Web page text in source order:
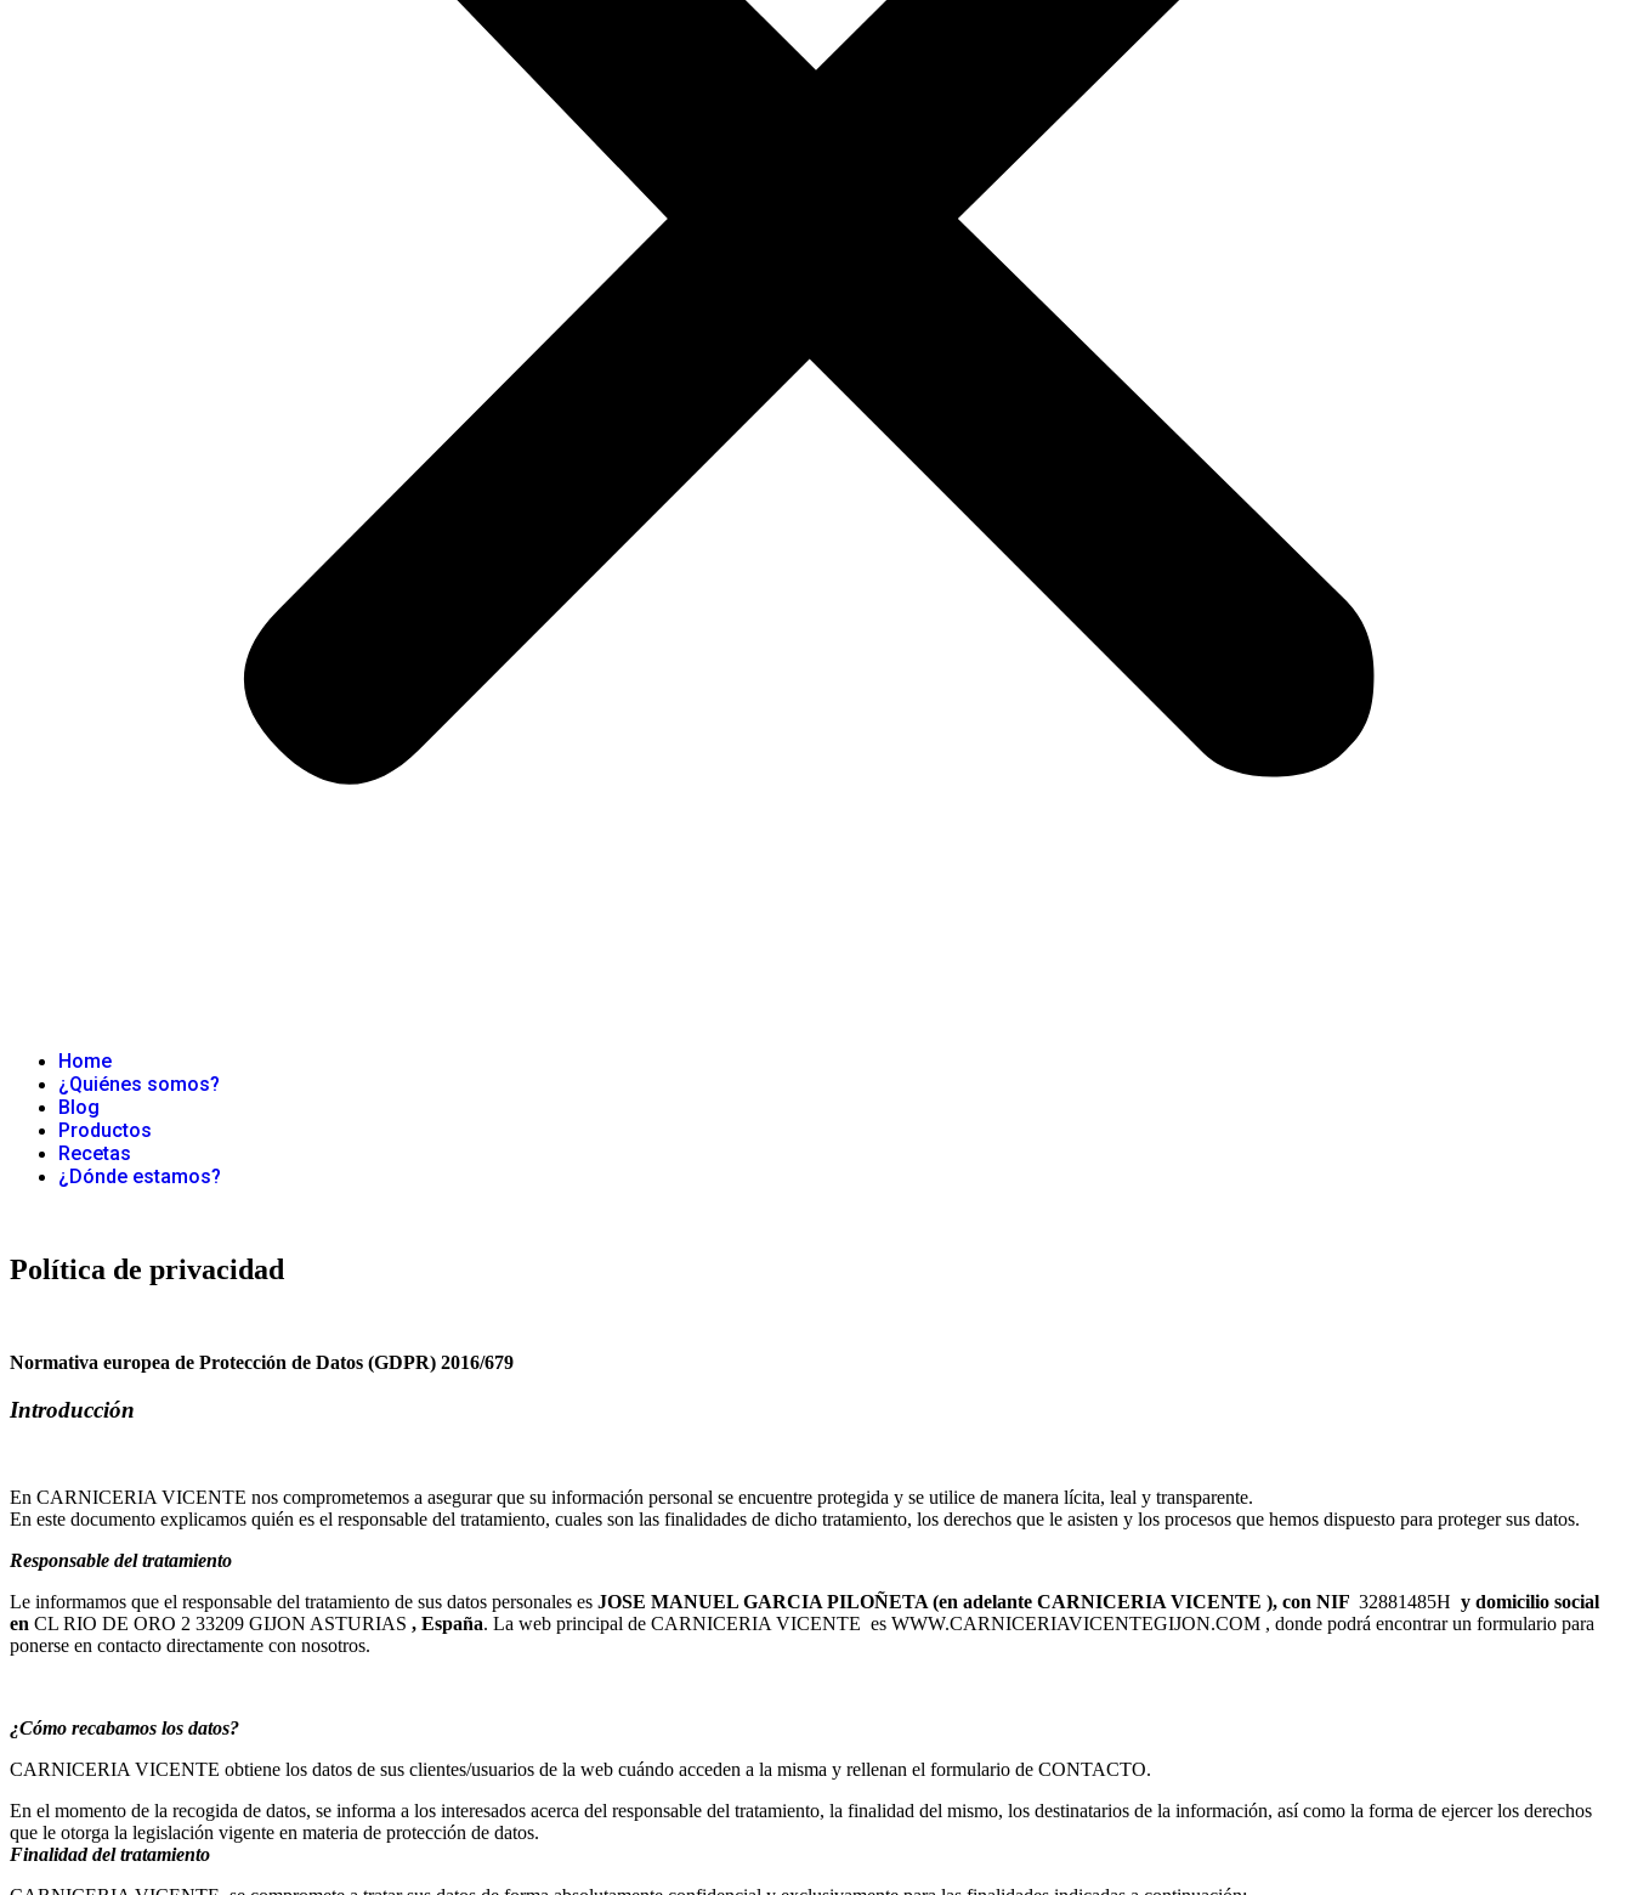
Home
¿Quiénes somos?
Blog
Productos
Recetas
¿Dónde estamos?
Política de privacidad
Normativa europea de Protección de Datos (GDPR) 2016/679
Introducción
En CARNICERIA VICENTE nos comprometemos a asegurar que su información personal se encuentre protegida y se utilice de manera lícita, leal y transparente.
En este documento explicamos quién es el responsable del tratamiento, cuales son las finalidades de dicho tratamiento, los derechos que le asisten y los procesos que hemos dispuesto para proteger sus datos.
Responsable del tratamiento
Le informamos que el responsable del tratamiento de sus datos personales es JOSE MANUEL GARCIA PILOÑETA (en adelante CARNICERIA VICENTE ), con NIF 32881485H y domicilio social
en CL RIO DE ORO 2 33209 GIJON ASTURIAS , España. La web principal de CARNICERIA VICENTE es WWW.CARNICERIAVICENTEGIJON.COM , donde podrá encontrar un formulario para
ponerse en contacto directamente con nosotros.
¿Cómo recabamos los datos?
CARNICERIA VICENTE obtiene los datos de sus clientes/usuarios de la web cuándo acceden a la misma y rellenan el formulario de CONTACTO.
En el momento de la recogida de datos, se informa a los interesados acerca del responsable del tratamiento, la finalidad del mismo, los destinatarios de la información, así como la forma de ejercer los derechos
que le otorga la legislación vigente en materia de protección de datos.
Finalidad del tratamiento